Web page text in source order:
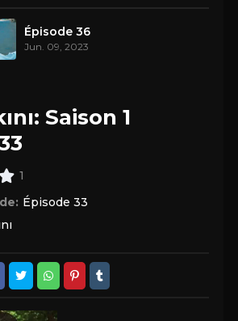
Épisode 36
Jun. 09, 2023
Saison 1
1
Épisode 33